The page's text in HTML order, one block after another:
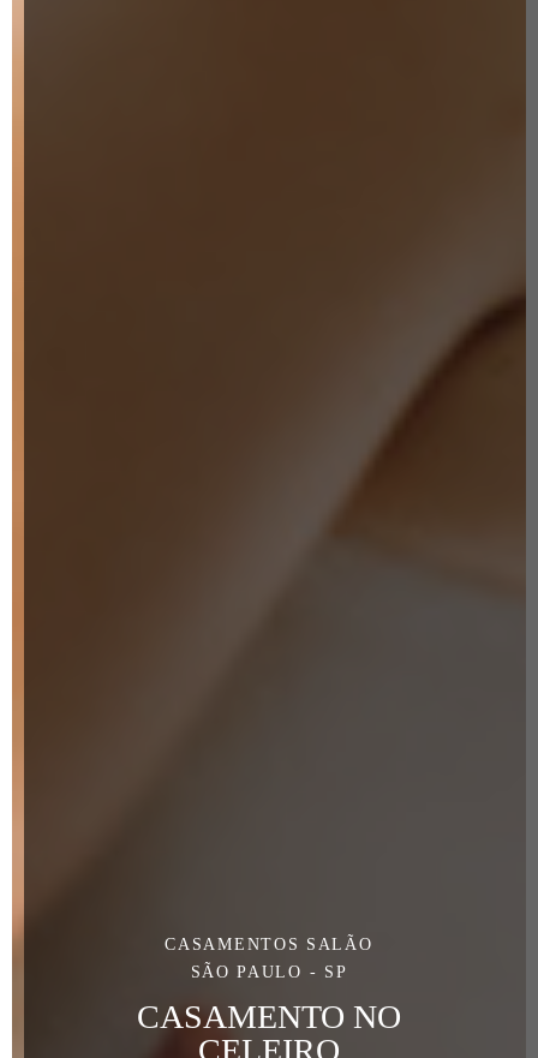
CASAMENTOS SALÃO
SÃO PAULO - SP
CASAMENTO NO
CELEIRO